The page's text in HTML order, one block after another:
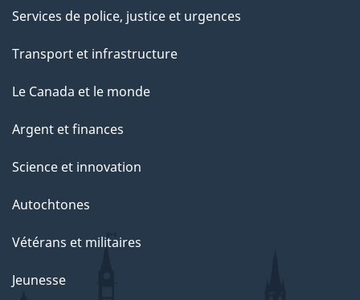
Services de police, justice et urgences
Transport et infrastructure
Le Canada et le monde
Argent et finances
Science et innovation
Autochtones
Vétérans et militaires
Jeunesse